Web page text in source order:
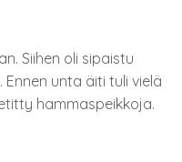
Siihen oli sipaistu
unta äiti tuli vielä
hammaspeikkoja.